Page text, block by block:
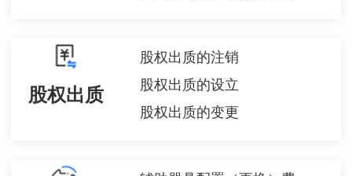
股权出质
股权出质的注销
股权出质的设立
股权出质的变更